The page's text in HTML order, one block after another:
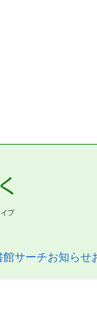
館サーチお知らせ